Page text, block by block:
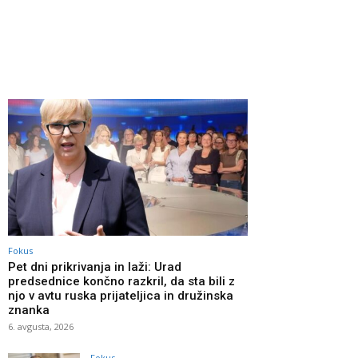
Fokus
Pet dni prikrivanja in laži: Urad
predsednice končno razkril, da sta bili z
njo v avtu ruska prijateljica in družinska
znanka
6. avgusta, 2026